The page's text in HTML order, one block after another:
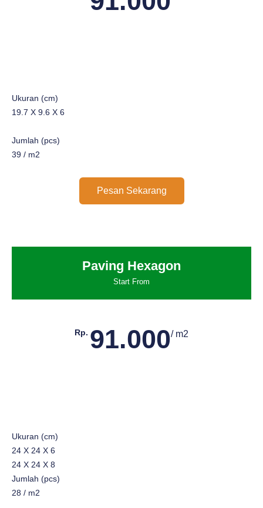
Ukuran (cm)
19.7 X 9.6 X 6
Jumlah (pcs)
39 / m2
Pesan Sekarang
Paving Hexagon
Start From
Rp. 91.000/ m2
Ukuran (cm)
24 X 24 X 6
24 X 24 X 8
Jumlah (pcs)
28 / m2